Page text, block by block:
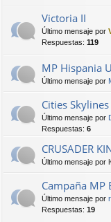
Victoria II
Último mensaje por
Respuestas: 119
MP Hispania
Último mensaje por
Cities Skylines
Último mensaje por
Respuestas: 6
CRUSADER
Último mensaje por
Campaña MP
Último mensaje por
Respuestas: 19